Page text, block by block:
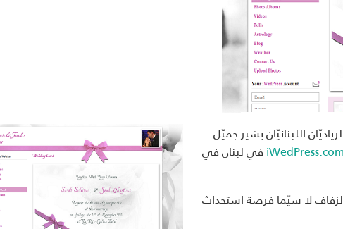
مما شجّع الرياديّان اللبنانيّان بشير جميّل
iWedPress.comفي لبنان في
لا سيّما فرصة استحداث